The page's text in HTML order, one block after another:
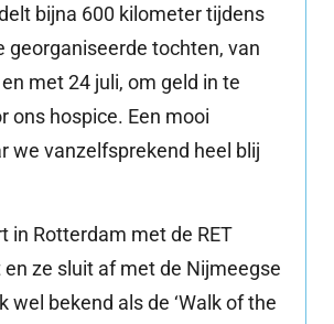
bijna 600 kilometer tijdens
georganiseerde tochten, van
met 24 juli, om geld in te
ons hospice. Een mooi
we vanzelfsprekend heel blij
in Rotterdam met de RET
ze sluit af met de Nijmeegse
wel bekend als de ‘Walk of the